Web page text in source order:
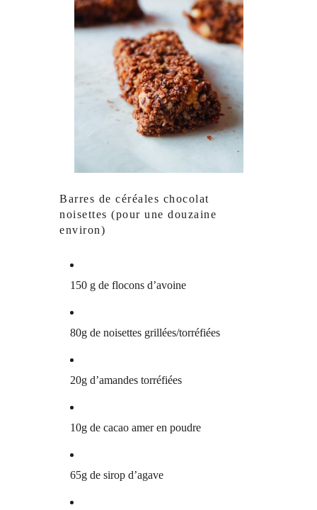
Barres de céréales chocolat
noisettes (pour une douzaine
environ)
150 g de flocons d’avoine
80g de noisettes grillées/torréfiées
20g d’amandes torréfiées
10g de cacao amer en poudre
65g de sirop d’agave